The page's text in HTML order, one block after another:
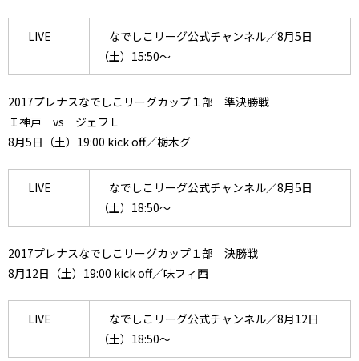
LIVE
なでしこリーグ公式チャンネル／8月5日
（土）15:50～
2017プレナスなでしこリーグカップ１部 準決勝戦
Ｉ神戸 vs ジェフＬ
8月5日（土）19:00 kick off／栃木グ
LIVE
なでしこリーグ公式チャンネル／8月5日
（土）18:50～
2017プレナスなでしこリーグカップ１部 決勝戦
8月12日（土）19:00 kick off／味フィ西
LIVE
なでしこリーグ公式チャンネル／8月12日
（土）18:50～